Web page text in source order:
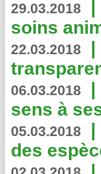
29.03.2018
soins
22.03.2018 |
06.03.2018 |
sens à
05.03.2018 |
des